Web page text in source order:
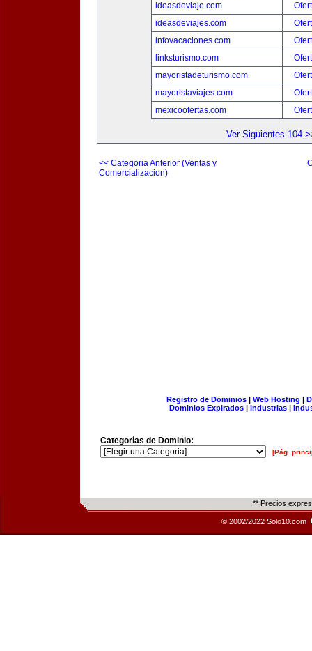
ideasdeviaje.com
ideasdeviajes.com
infovacaciones.com
linksturismo.com
mayoristadeturismo.com
mayoristaviajes.com
mexicoofertas.com
Ver Siguientes 104
<< Categoria Anterior (Ventas y
Comercializacion)
Registro de Dominios| Web Hosting |
Dominios Expirados | Industrias |
Categorías de Dominio:
[Pág.
** Precios
© 2002/2022 Solo10.com